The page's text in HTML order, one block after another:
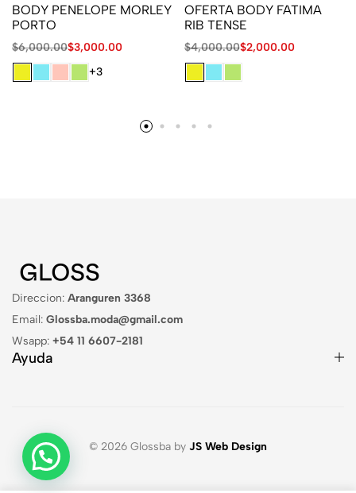
BODY PENELOPE MORLEY
PORTO
$6,000.00$3,000.00
+3
OFERTA BODY FATIMA
RIB TENSE
$4,000.00$2,000.00
Direccion: Aranguren 3368
Email: Glossba.moda@gmail.com
Wsapp: +54 11 6607-2181
Ayuda
© 2026 Glossba by JS Web Design